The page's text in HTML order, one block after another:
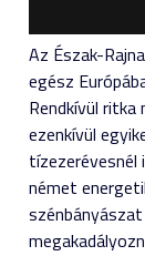
Az Észak-
egész
Rendkívül
ezenkívül
tízezerévesnél
német